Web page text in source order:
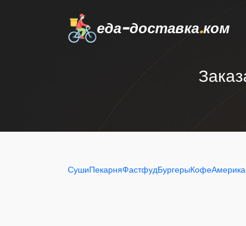
еда-доставка.ком
СушиПекарняФастфудБургерыКофе